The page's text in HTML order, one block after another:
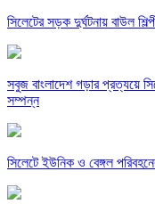
সিলেটের সড়ক দুর্ঘটনায় বাউল
সবুজ বাংলাদেশ গড়ার প্রত্যয়ে
সম্পন্ন
সিলেটে ইউনিক ও বেঙ্গল